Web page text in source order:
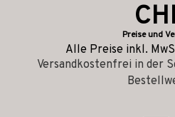
Preise und
Alle Preise inkl.
Versandkostenfrei in der